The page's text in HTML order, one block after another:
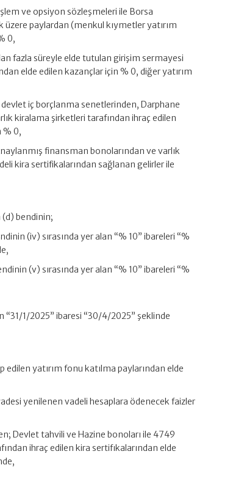
ve opsiyon sözleşmeleri ile Borsa
üzere paylardan (menkul kıymetler yatırım
0,
fazla süreyle elde tutulan girişim sermayesi
elde edilen kazançlar için % 0, diğer yatırım
devlet iç borçlanma senetlerinden, Darphane
kiralama şirketleri tarafından ihraç edilen
% 0,
finansman bonolarından ve varlık
kira sertifikalarından sağlanan gelirler ile
(d) bendinin;
(iv) sırasında yer alan “% 10” ibareleri “%
(v) sırasında yer alan “% 10” ibareleri “%
“31/1/2025” ibaresi “30/4/2025” şeklinde
yatırım fonu katılma paylarından elde
yenilenen vadeli hesaplara ödenecek faizler
Devlet tahvili ve Hazine bonoları ile 4749
ihraç edilen kira sertifıkalarından elde